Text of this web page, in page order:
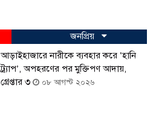
জনপ্রিয়
আড়াইহাজারে নারীকে ব্যবহার করে ‘হানি
ট্র্যাপ’, অপহরণের পর মুক্তিপণ আদায়,
গ্রেপ্তার ৩
০৮ আগস্ট ২০২৬